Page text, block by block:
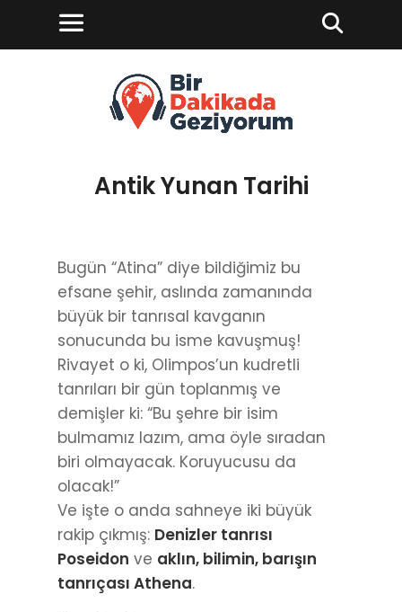
Antik Yunan Tarihi
Bugün “Atina” diye bildiğimiz bu
efsane şehir, aslında zamanında
büyük bir tanrısal kavganın
sonucunda bu isme kavuşmuş!
Rivayet o ki, Olimpos’un kudretli
tanrıları bir gün toplanmış ve
demişler ki: “Bu şehre bir isim
bulmamız lazım, ama öyle sıradan
biri olmayacak. Koruyucusu da
olacak!”
Ve işte o anda sahneye iki büyük
rakip çıkmış: Denizler tanrısı
Poseidon ve aklın, bilimin, barışın
tanrıçası Athena.